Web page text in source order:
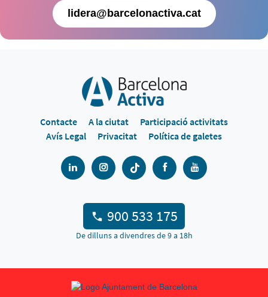
lidera@barcelonactiva.cat
Contacte A la ciutat
Participació activitats
Avís Legal
Privacitat Política de galetes
900 533 175
De dilluns a divendres de 9 a 18h